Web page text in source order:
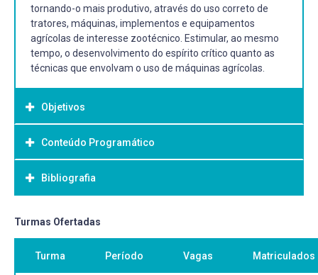
tornando-o mais produtivo, através do uso correto de
tratores, máquinas, implementos e equipamentos
agrícolas de interesse zootécnico. Estimular, ao mesmo
tempo, o desenvolvimento do espírito crítico quanto as
técnicas que envolvam o uso de máquinas agrícolas.
Objetivos
Objetivo Geral:
Noções de física básica; Tratores agrícolas; Motores
agrícolas; Máquinas para preparo do solo; Máquinas para
tratamentos culturais; Máquinas para forragem;
Conteúdo Programático
1. Física básica;
2. Tratores agrícolas;
4. Máquinas para preparo do solo;
5. Máquinas para semear;
6. Máquinas para adubar;
7. Máquinas para tratamentos culturais;
Bibliografia
Bibliografia Básica:
ALONÇO, A. dos S., MACHADO, A. L. T., FERREIRA, M. F. P.
Máquinas para silagem fenação. Pelotas: Editora e
Gráfica da UFPel, 2004. 227p.
Turmas Ofertadas
Turma Período Vagas Matriculados